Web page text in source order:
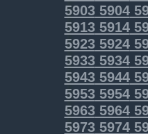
59035904
59135914
59235924
59335934
59435944
59535954
59635964
59735974